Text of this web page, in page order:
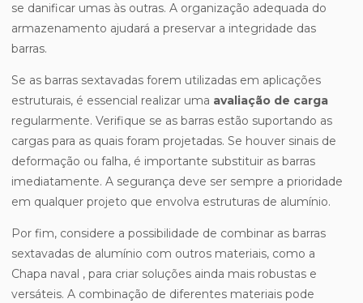
se danificar umas às outras. A organização adequada do
armazenamento ajudará a preservar a integridade das
barras.
Se as barras sextavadas forem utilizadas em aplicações
estruturais, é essencial realizar uma avaliação de carga
regularmente. Verifique se as barras estão suportando as
cargas para as quais foram projetadas. Se houver sinais de
deformação ou falha, é importante substituir as barras
imediatamente. A segurança deve ser sempre a prioridade
em qualquer projeto que envolva estruturas de alumínio.
Por fim, considere a possibilidade de combinar as barras
sextavadas de alumínio com outros materiais, como a
Chapa naval , para criar soluções ainda mais robustas e
versáteis. A combinação de diferentes materiais pode